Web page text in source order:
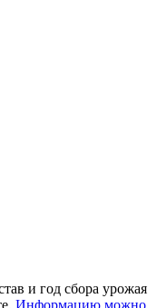
и год сбора урожая
Информацию можно